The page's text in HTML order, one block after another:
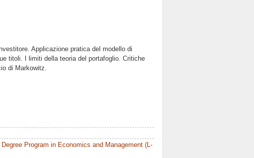
Applicazione pratica del modello di
titoli. I limiti della teoria del portafoglio. Critiche
di Markowitz.
Program in Economics and Management (L-